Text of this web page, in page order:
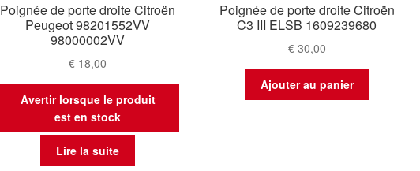
Poignée de porte droite Citroën
Peugeot 98201552VV
98000002VV
€ 18,00
Avertir lorsque le produit
est en stock
Lire la suite
Poignée de porte droite Citroën
C3 III ELSB 1609239680
€30,00
Ajouter au panier